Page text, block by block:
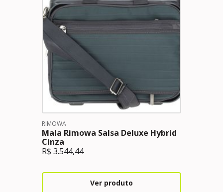
RIMOWA
Mala Rimowa Salsa Deluxe Hybrid
Cinza
R$ 3.544,44
Ver produto